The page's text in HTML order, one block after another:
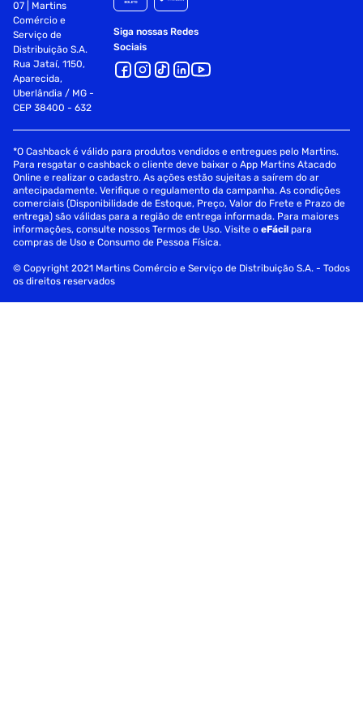
07 | Martins
Comércio e
Serviço de
Distribuição S.A.
Rua Jataí, 1150,
Aparecida,
Uberlândia / MG -
CEP 38400 - 632
Siga nossas Redes
Sociais
*O Cashback é válido para produtos vendidos e entregues pelo Martins.
Para resgatar o cashback o cliente deve baixar o App Martins Atacado
Online e realizar o cadastro. As ações estão sujeitas a saírem do ar
antecipadamente. Verifique o regulamento da campanha. As condições
comerciais (Disponibilidade de Estoque, Preço, Valor do Frete e Prazo de
entrega) são válidas para a região de entrega informada. Para maiores
informações, consulte nossos Termos de Uso. Visite oeFácil para
compras de Uso e Consumo de Pessoa Física.
© Copyright 2021 Martins Comércio e Serviço de Distribuição S.A. - Todos
os direitos reservados